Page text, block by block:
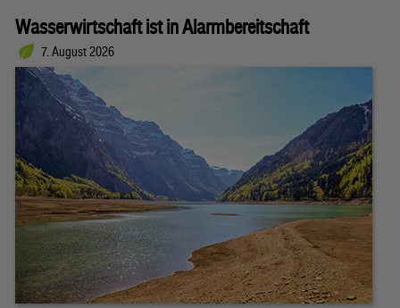
Wasserwirtschaft ist in Alarmbereitschaft
7. August 2026